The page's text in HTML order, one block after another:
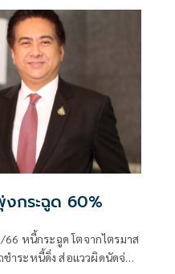
ตรการทางการเงินได้รับ
งวิกฤติ รองลงมาคือการลด
นุนองค์ความรู้
งกระฉูด 60%
66 หนี้กระฉูด โตจากไตรมาส
ำระหนี้ดิ่ง ส่อแววผิดนัดจ่าย